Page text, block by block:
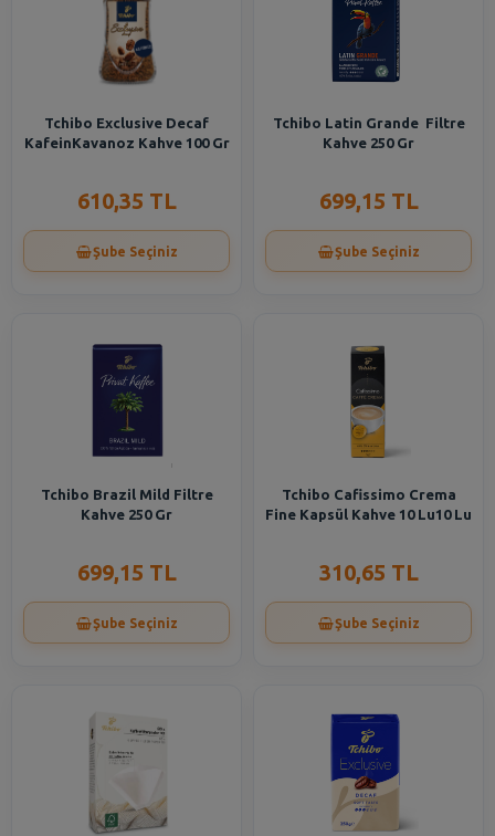
Tchibo Exclusive Decaf
KafeinKavanoz Kahve 100 Gr
610,35 TL
Şube Seçiniz
Tchibo Latin Grande Filtre
Kahve 250 Gr
699,15 TL
Şube Seçiniz
Tchibo Brazil Mild Filtre
Kahve 250 Gr
699,15 TL
Şube Seçiniz
Tchibo Cafissimo Crema
Fine Kapsül Kahve 10 Lu10 Lu
310,65 TL
Şube Seçiniz